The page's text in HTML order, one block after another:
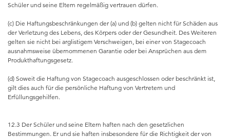
Schüler und seine Eltern regelmäßig vertrauen dürfen.
(c) Die Haftungsbeschränkungen der (a) und (b) gelten nicht für Schäden aus
der Verletzung des Lebens, des Körpers oder der Gesundheit. Des Weiteren
gelten sie nicht bei arglistigem Verschweigen, bei einer von Stagecoach
ausnahmsweise übernommenen Garantie oder bei Ansprüchen aus dem
Produkthaftungsgesetz.
(d) Soweit die Haftung von Stagecoach ausgeschlossen oder beschränkt ist,
gilt dies auch für die persönliche Haftung von Vertretern und
Erfüllungsgehilfen.
12.3 Der Schüler und seine Eltern haften nach den gesetzlichen
Bestimmungen. Er und sie haften insbesondere für die Richtigkeit der von